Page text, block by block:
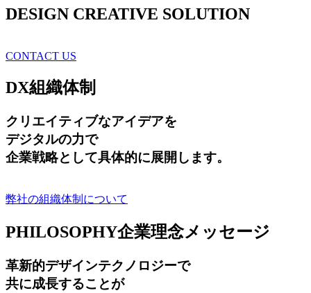
DESIGN CREATIVE SOLUTION
CONTACT US
DX組織体制
クリエイティブなアイデアを
デジタルの力で
企業戦略として具体的に展開します。
弊社の組織体制について
PHILOSOPHY企業理念メッセージ
革新的デザインテクノロジーで
共に成長することが